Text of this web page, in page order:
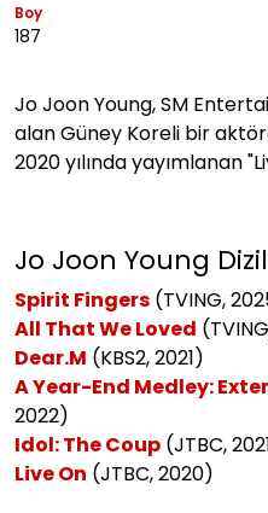
Boy
187
Jo Joon Young,SM
alan Güney Koreli bir
2020 yılında yayımlanan
Jo Joon Young
Spirit Fingers (TVING,
All That We Loved
Dear.M (KBS2, 2021)
A Year-End Medley:
2022)
Idol: The Coup (JTBC,
Live On (JTBC, 2020)